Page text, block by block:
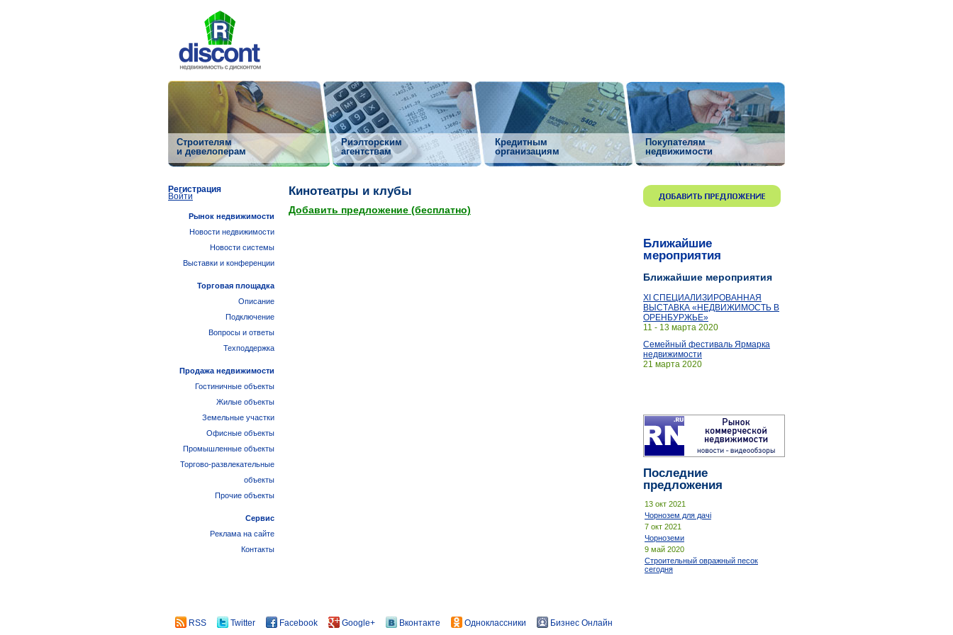
Строителям
и девелоперам
Риэлторским
агентствам
Кредитным
организациям
Покупателям
недвижимости
Кинотеатры и клубы
Добавить предложение (бесплатно)
Ближайшие
мероприятия
Ближайшие мероприятия
ХI СПЕЦИАЛИЗИРОВАННАЯ
ВЫСТАВКА «НЕДВИЖИМОСТЬ В
ОРЕНБУРЖЬЕ»
11 - 13 марта 2020
Семейный фестиваль Ярмарка
недвижимости
21 марта 2020
Последние
предложения
13 окт 2021
Чорнозем для дачі
7 окт 2021
Чорноземи
9 май 2020
Строительный овражный песок
сегодня
Регистрация
Войти
Рынок недвижимости
Новости недвижимости
Новости системы
Выставки и конференции
Торговая площадка
Описание
Подключение
Вопросы и ответы
Техподдержка
Продажа недвижимости
Гостиничные объекты
Жилые объекты
Земельные участки
Офисные объекты
Промышленные объекты
Торгово-развлекательные
объекты
Прочие объекты
Сервис
Реклама на сайте
Контакты
RSS Twitter Facebook Google+ Вконтакте Одноклассники Бизнес Онлайн